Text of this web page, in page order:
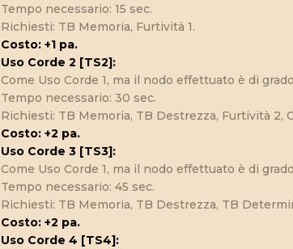
Tempo necessario: 15 sec.
Richiesti: TB Memoria, Furtività 1.
Costo: +1 pa.
Uso Corde 2 [TS2]:
Come Uso Corde 1, ma il nodo effettuato è di
Tempo necessario: 30 sec.
Richiesti: TB Memoria, TB Destrezza, Furtività 2,
Costo: +2 pa.
Uso Corde 3 [TS3]:
Come Uso Corde 1, ma il nodo effettuato è di
Tempo necessario: 45 sec.
Richiesti: TB Memoria, TB Destrezza, TB
Costo: +2 pa.
Uso Corde 4 [TS4]: